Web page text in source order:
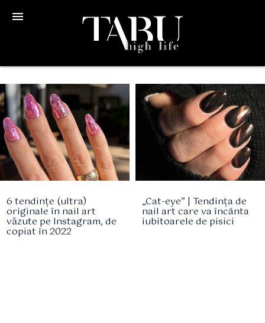
menu
6 tendințe (ultra)
originale în nail art
văzute pe Instagram, de
copiat în 2022
„Cat-eye” | Tendința de
nail art care va încânta
iubitoarele de pisici